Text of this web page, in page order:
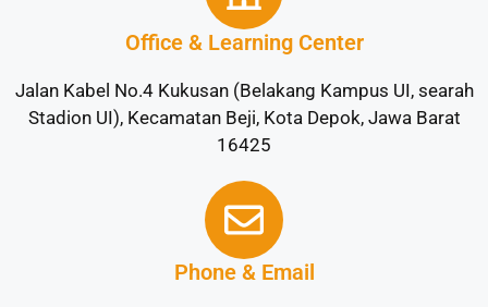
Office & Learning Center
Jalan Kabel No.4 Kukusan (Belakang Kampus UI, searah
Stadion UI), Kecamatan Beji, Kota Depok, Jawa Barat
16425
Phone & Email